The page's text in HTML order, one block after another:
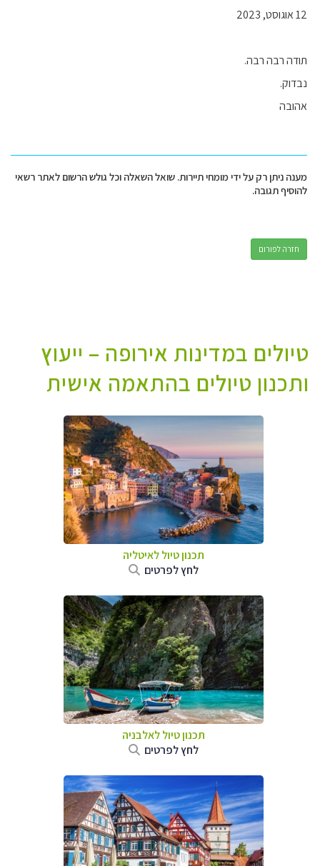
12 אוגוסט, 2023
תודה רבה רבה.
נבדוק.
אהובה
מענה ניתן רק על ידי מומחי תיירות. שואל השאלה וכל גולש הרשום לאתר רשאי
להוסיף תגובה.
חזרה לפורום
טיולים במדינות אירופה – ייעוץ
ותכנון טיולים בהתאמה אישית
תכנון טיול לאיטליה
לחץ לפרטים
תכנון טיול לאלבניה
לחץ לפרטים